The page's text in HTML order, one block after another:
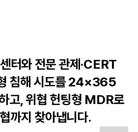
터와 전문 관제·CERT
침해 시도를 24×365
고, 위협 헌팅형 MDR로
까지 찾아냅니다.